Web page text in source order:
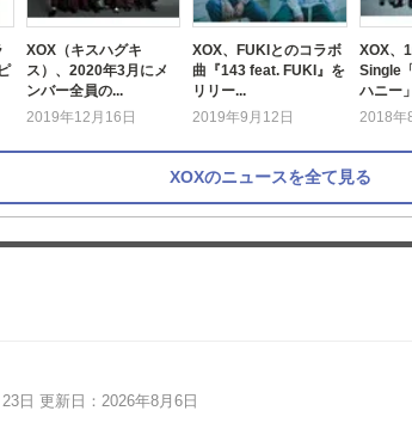
XOX（キスハグキ
ス）、2020年3月にメ
ンバー全員の...
2019年12月16日
XOX、FUKIとのコラボ
曲『143 feat. FUKI』を
リリー...
2019年9月12日
XOX、
Single
ハニー
2018年
XOXのニュースを全て見る
日 更新日：2026年8月6日